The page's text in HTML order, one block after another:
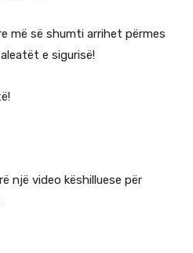
më së shumti arrihet përmes
e sigurisë!
një video këshilluese për